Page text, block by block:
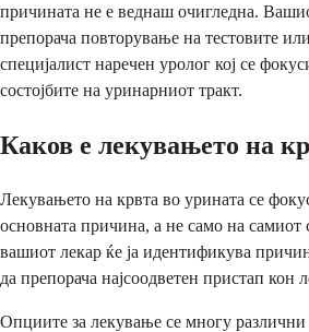
причината не е веднаш очигледна.
препорача повторување на тестовите
специјалист наречен уролог кој се
состојбите на уринарниот тракт.
Каков е лекувањето на
Лекувањето на крвта во урината се
основната причина, а не само на
вашиот лекар ќе ја идентификува
да препорача најсоодветен пристап кон
Опциите за лекување се многу различни